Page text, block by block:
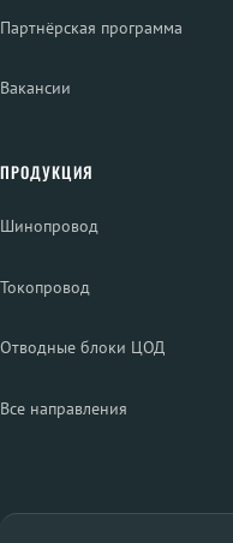
Партнёрская программа
Вакансии
ПРОДУКЦИЯ
Шинопровод
Токопровод
Отводные блоки ЦОД
Все направления